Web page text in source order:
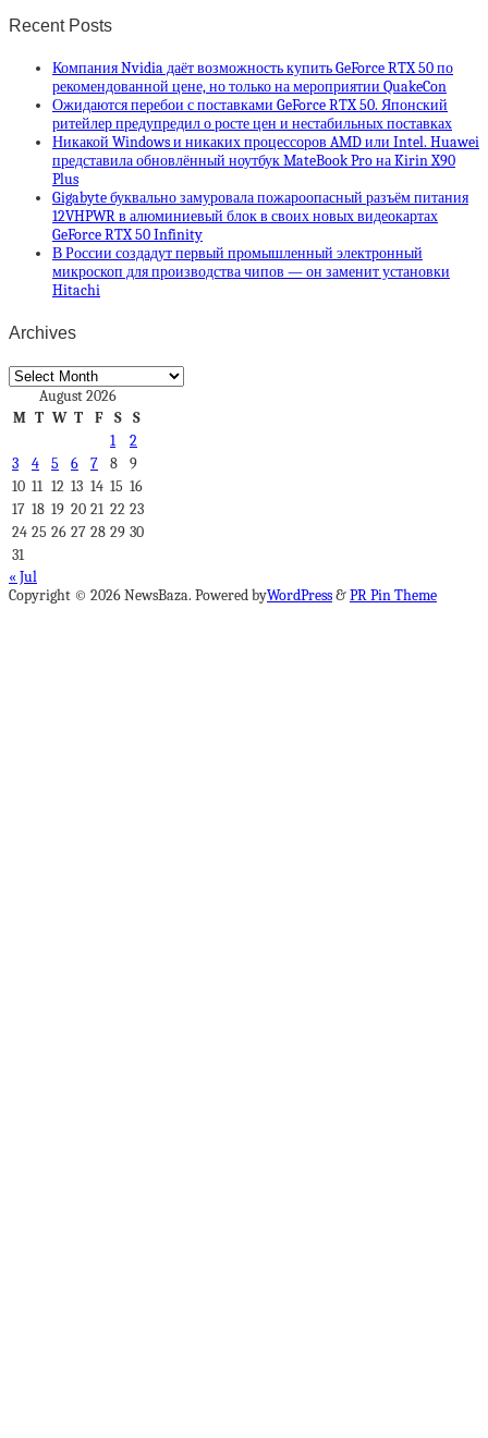
Recent Posts
Компания Nvidia даёт возможность купить GeForce RTX 50 по
рекомендованной цене, но только на мероприятии QuakeCon
Ожидаются перебои с поставками GeForce RTX 50. Японский
ритейлер предупредил о росте цен и нестабильных поставках
Никакой Windows и никаких процессоров AMD или Intel. Huawei
представила обновлённый ноутбук MateBook Pro на Kirin X90
Plus
Gigabyte буквально замуровала пожароопасный разъём питания
12VHPWR в алюминиевый блок в своих новых видеокартах
GeForce RTX 50 Infinity
В России создадут первый промышленный электронный
микроскоп для производства чипов — он заменит установки
Hitachi
Archives
Archives
August 2026
M T W T F S
S
1
2
3
4 5 6 7 8
9
10 11 12 13 14 15 16
17 18 19 20 21 22 23
24 25 26 27 28 29 30
31
« Jul
Copyright © 2026 NewsBaza. Powered byWordPress&PR Pin Theme